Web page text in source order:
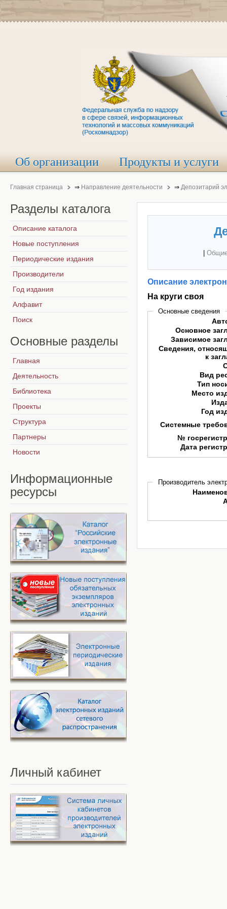
Об организации Продукты и услуги
Главная страница ⇒ Направление деятельности ⇒ Депозитарий
Описание
На круги своя
Основные сведения
Основное
Зависимое
Сведения,
к
Вид
Тип
Место
Год
Системные
№
Дата
Производитель
Разделы каталога
Описание каталога
Новые поступления
Периодические издания
Производители
Год издания
Алфавит
Поиск
Основные разделы
Главная
Деятельность
Библиотека
Проекты
Структура
Партнеры
Новости
Информационные
ресурсы
Личный кабинет